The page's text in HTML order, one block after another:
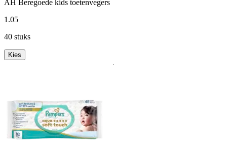
AH Beregoede kids toetenvegers
1 .05
40 stuks
Kies